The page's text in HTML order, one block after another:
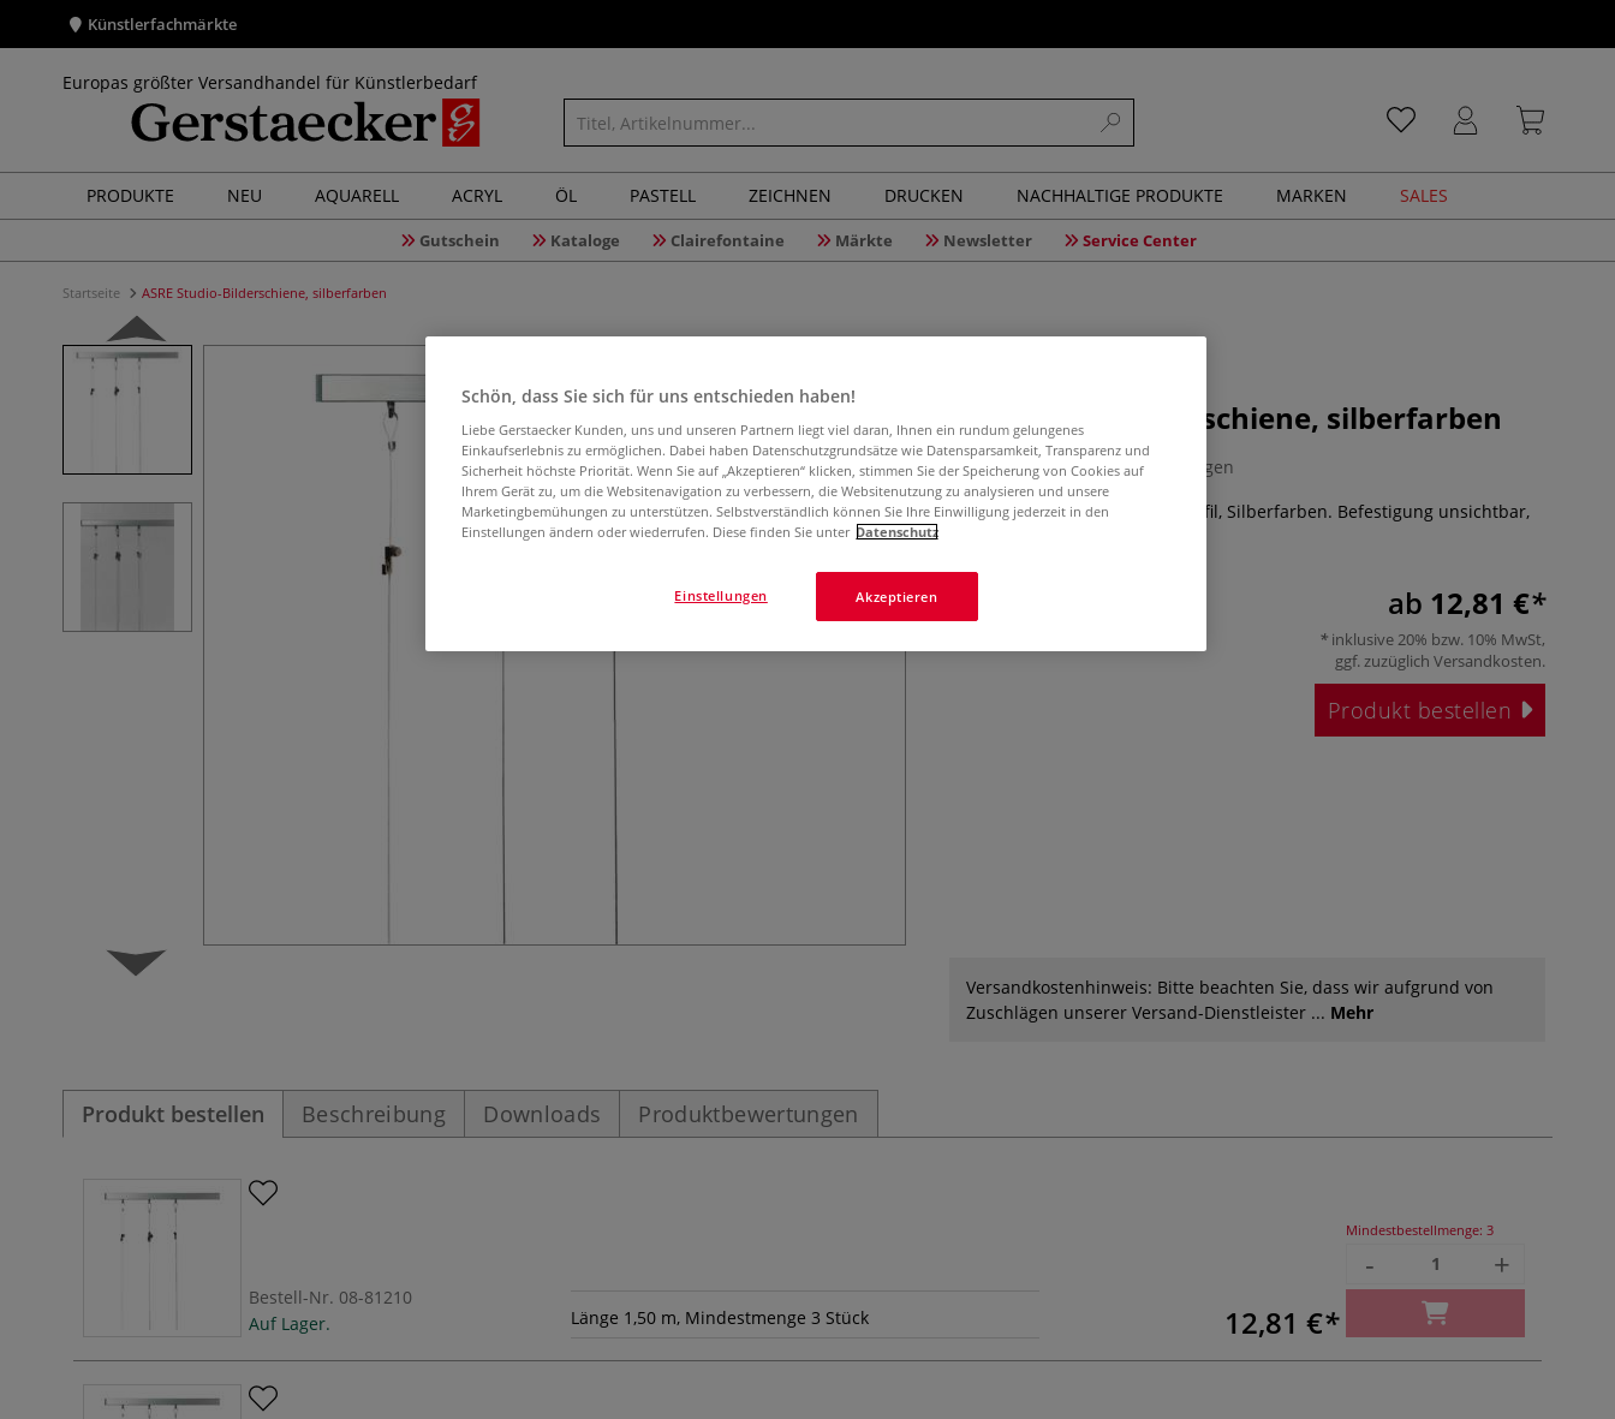
Künstlerfachmärkte
Europas größter Versandhandel für Künstlerbedarf
PRODUKTE NEU AQUARELL ACRYL ÖL PASTELL ZEICHNEN DRUCKEN NACHHALTIGE PRODUKTE MARKEN SALES
Gutschein Kataloge Clairefontaine Märkte Newsletter Service Center
Startseite ASRE Studio-Bilderschiene, silberfarben
ASRE Studio-Bilderschiene, silberfarben
0 Bewertungen
Bilderschiene aus Aluminiumprofil, Silberfarben. Befestigung unsichtbar,
ab 12,81 €
inklusive 20% bzw. 10% MwSt,
ggf. zuzüglich Versandkosten.
Produkt bestellen
Versandkostenhinweis: Bitte beachten Sie, dass wir aufgrund von
Zuschlägen unserer Versand-Dienstleister ... Mehr
Produkt bestellen Beschreibung Downloads Produktbewertungen
Bestell-Nr. 08-81210
Auf Lager.
Länge 1,50 m, Mindestmenge 3 Stück 12,81 €
Mindestbestellmenge: 3
- +
Schön, dass Sie sich für uns entschieden haben!
Liebe Gerstaecker Kunden, uns und unseren Partnern liegt viel daran, Ihnen ein rundum gelungenes
Einkaufserlebnis zu ermöglichen. Dabei haben Datenschutzgrundsätze wie Datensparsamkeit, Transparenz und
Sicherheit höchste Priorität. Wenn Sie auf „Akzeptieren“ klicken, stimmen Sie der Speicherung von Cookies auf
Ihrem Gerät zu, um die Websitenavigation zu verbessern, die Websitenutzung zu analysieren und unsere
Marketingbemühungen zu unterstützen. Selbstverständlich können Sie Ihre Einwilligung jederzeit in den
Einstellungen ändern oder wiederrufen. Diese finden Sie unter Datenschutz
Akzeptieren
Einstellungen